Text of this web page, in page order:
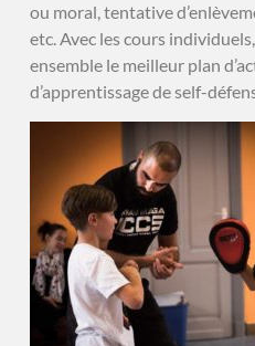
ou moral, tentative
etc. Avec les cours
ensemble le meilleur plan
d’apprentissage de self-